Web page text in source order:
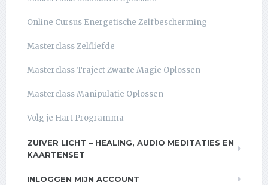
Online Cursus Energetische Zelfbescherming
Masterclass Zelfliefde
Masterclass Traject Zwarte Magie Oplossen
Masterclass Manipulatie Oplossen
Volg je Hart Programma
ZUIVER LICHT – HEALING, AUDIO MEDITATIES EN
KAARTENSET
INLOGGEN MIJN ACCOUNT